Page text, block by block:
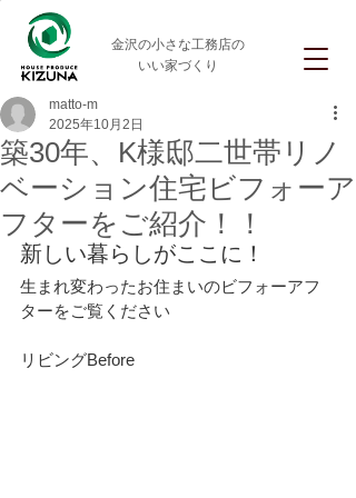
金沢の小さな工務店の
いい家づくり
築30年、K様邸二世帯リノ
ベーション住宅ビフォーア
フターをご紹介！！
matto-m
2025年10月2日
新しい暮らしがここに！
生まれ変わったお住まいのビフォーアフ
ターをご覧ください
リビングBefore